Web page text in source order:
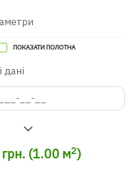
ПОКАЗАТИ ПОЛОТНА
дані
грн. (1.00м2)